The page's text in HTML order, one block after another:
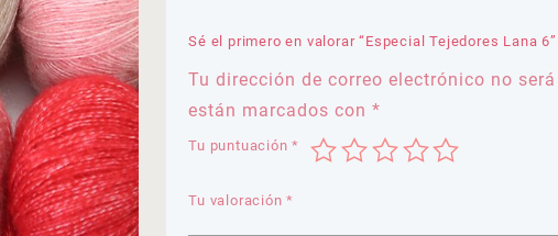
Sé el primero en valorar “Especial Tejedores Lana 6”
Tu dirección de correo electrónico no
están marcados con*
Tu puntuación*
Tu valoración*